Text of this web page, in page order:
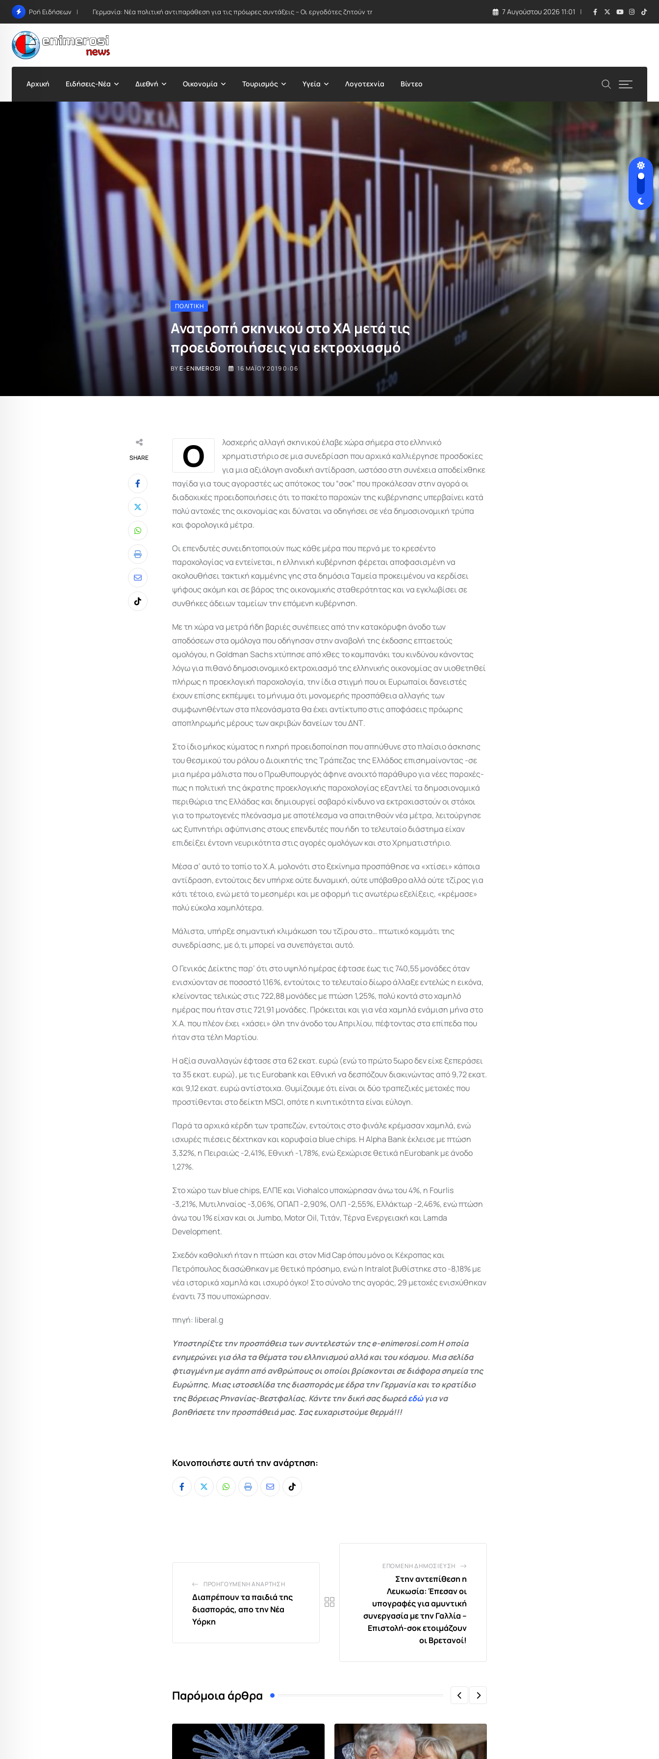
Skip
content
Ροή Ειδήσεων Γερμανία: Νέα πολιτική αντιπαράθεση για τις πρόωρες συντάξεις – Οι εργοδότες ζητούν την κατάργηση της «σύνταξης στα 63» 7 Αυγούστου 2026 11:01
Αρχική Ειδήσεις-Νέα Διεθνή Οικονομία Τουρισμός Υγεία Λογοτεχνία Βίντεο
ΠΟΛΙΤΙΚΉ
Ανατροπή σκηνικού στο ΧΑ μετά τις
προειδοποιήσεις για εκτροχιασμό
BYE-ENIMEROSI 16 ΜΑΪ́ΟΥ 2019 0:06
SHARE
Whatsapp
Print
Share
via
Email
Tiktok
Ο
λοσχερής αλλαγή σκηνικού έλαβε χώρα σήμερα στο ελληνικό
χρηματιστήριο σε μια συνεδρίαση που αρχικά καλλιέργησε προσδοκίες
για μια αξιόλογη ανοδική αντίδραση, ωστόσο στη συνέχεια αποδείχθηκε
παγίδα για τους αγοραστές ως απότοκος του “σοκ” που προκάλεσαν στην αγορά οι
διαδοχικές προειδοποιήσεις ότι το πακέτο παροχών της κυβέρνησης υπερβαίνει κατά
πολύ αντοχές της οικονομίας και δύναται να οδηγήσει σε νέα δημοσιονομική τρύπα
και φορολογικά μέτρα.
Οι επενδυτές συνειδητοποιούν πως κάθε μέρα που περνά με το κρεσέντο
παροχολογίας να εντείνεται, η ελληνική κυβέρνηση φέρεται αποφασισμένη να
ακολουθήσει τακτική καμμένης γης στα δημόσια Ταμεία προκειμένου να κερδίσει
ψήφους ακόμη και σε βάρος της οικονομικής σταθερότητας και να εγκλωβίσει σε
συνθήκες άδειων ταμείων την επόμενη κυβέρνηση.
Με τη χώρα να μετρά ήδη βαριές συνέπειες από την κατακόρυφη άνοδο των
αποδόσεων στα ομόλογα που οδήγησαν στην αναβολή της έκδοσης επταετούς
ομολόγου, η Goldman Sachs χτύπησε από χθες το καμπανάκι του κινδύνου κάνοντας
λόγω για πιθανό δημοσιονομικό εκτροχιασμό της ελληνικής οικονομίας αν υιοθετηθεί
πλήρως η προεκλογική παροχολογία, την ίδια στιγμή που οι Ευρωπαίοι δανειστές
έχουν επίσης εκπέμψει το μήνυμα ότι μονομερής προσπάθεια αλλαγής των
συμφωνηθέντων στα πλεονάσματα θα έχει αντίκτυπο στις αποφάσεις πρόωρης
αποπληρωμής μέρους των ακριβών δανείων του ΔΝΤ.
Στο ίδιο μήκος κύματος η ηχηρή προειδοποίηση που απηύθυνε στο πλαίσιο άσκησης
του θεσμικού του ρόλου ο Διοικητής της Τράπεζας της Ελλάδος επισημαίνοντας -σε
μια ημέρα μάλιστα που ο Πρωθυπουργός άφηνε ανοιχτό παράθυρο για νέες παροχές-
πως η πολιτική της άκρατης προεκλογικής παροχολογίας εξαντλεί τα δημοσιονομικά
περιθώρια της Ελλάδας και δημιουργεί σοβαρό κίνδυνο να εκτροχιαστούν οι στόχοι
για το πρωτογενές πλεόνασμα με αποτέλεσμα να απαιτηθούν νέα μέτρα, λειτούργησε
ως ξυπνητήρι αφύπνισης στους επενδυτές που ήδη το τελευταίο διάστημα είχαν
επιδείξει έντονη νευρικότητα στις αγορές ομολόγων και στο Χρηματιστήριο.
Μέσα σ’ αυτό το τοπίο το Χ.Α. μολονότι στο ξεκίνημα προσπάθησε να «χτίσει» κάποια
αντίδραση, εντούτοις δεν υπήρχε ούτε δυναμική, ούτε υπόβαθρο αλλά ούτε τζίρος για
κάτι τέτοιο, ενώ μετά το μεσημέρι και με αφορμή τις ανωτέρω εξελίξεις, «κρέμασε»
πολύ εύκολα χαμηλότερα.
Μάλιστα, υπήρξε σημαντική κλιμάκωση του τζίρου στο… πτωτικό κομμάτι της
συνεδρίασης, με ό,τι μπορεί να συνεπάγεται αυτό.
Ο Γενικός Δείκτης παρ’ ότι στο υψηλό ημέρας έφτασε έως τις 740,55 μονάδες όταν
ενισχύονταν σε ποσοστό 1,16%, εντούτοις το τελευταίο δίωρο άλλαξε εντελώς η εικόνα,
κλείνοντας τελικώς στις 722,88 μονάδες με πτώση 1,25%, πολύ κοντά στο χαμηλό
ημέρας που ήταν στις 721,91 μονάδες. Πρόκειται και για νέα χαμηλά ενάμιση μήνα στο
Χ.Α. που πλέον έχει «χάσει» όλη την άνοδο του Απριλίου, πέφτοντας στα επίπεδα που
ήταν στα τέλη Μαρτίου.
Η αξία συναλλαγών έφτασε στα 62 εκατ. ευρώ (ενώ το πρώτο 5ωρο δεν είχε ξεπεράσει
τα 35 εκατ. ευρώ), με τις Eurobank και Εθνική να δεσπόζουν διακινώντας από 9,72 εκατ.
και 9,12 εκατ. ευρώ αντίστοιχα. Θυμίζουμε ότι είναι οι δύο τραπεζικές μετοχές που
προστίθενται στο δείκτη MSCI, οπότε η κινητικότητα είναι εύλογη.
Παρά τα αρχικά κέρδη των τραπεζών, εντούτοις στο φινάλε κρέμασαν χαμηλά, ενώ
ισχυρές πιέσεις δέχτηκαν και κορυφαία blue chips. H Alpha Bank έκλεισε με πτώση
3,32%, η Πειραιώς -2,41%, Εθνική -1,78%, ενώ ξεχώρισε θετικά ηEurobank με άνοδο
1,27%.
Στο χώρο των blue chips, ΕΛΠΕ και Viohalco υποχώρησαν άνω του 4%, η Fourlis
-3,21%, Μυτιληναίος -3,06%, ΟΠΑΠ -2,90%, ΟΛΠ -2,55%, Ελλάκτωρ -2,46%, ενώ πτώση
άνω του 1% είχαν και οι Jumbo, Motor Oil, Τιτάν, Τέρνα Ενεργειακή και Lamda
Development.
Σχεδόν καθολική ήταν η πτώση και στον Mid Cap όπου μόνο οι Κέκροπας και
Πετρόπουλος διασώθηκαν με θετικό πρόσημο, ενώ η Intralot βυθίστηκε στο -8,18% με
νέα ιστορικά χαμηλά και ισχυρό όγκο! Στο σύνολο της αγοράς, 29 μετοχές ενισχύθηκαν
έναντι 73 που υποχώρησαν.
πηγή: liberal.g
Υποστηρίξτε την προσπάθεια των συντελεστών της e-enimerosi.com Η οποία
ενημερώνει για όλα τα θέματα του ελληνισμού αλλά και του κόσμου. Μια σελίδα
φτιαγμένη με αγάπη από ανθρώπους οι οποίοι βρίσκονται σε διάφορα σημεία της
Ευρώπης. Μιας ιστοσελίδα της διασποράς με έδρα την Γερμανία και το κρατίδιο
της Βόρειας Ρηνανίας-Βεστφαλίας. Κάντε την δική σας δωρεάεδώγια να
βοηθήσετε την προσπάθειά μας. Σας ευχαριστούμε θερμά!!!
Κοινοποιήστε αυτή την ανάρτηση:
Whatsapp
Print
ShareTiktok
ΠΡΟΗΓΟΎΜΕΝΗ ΑΝΆΡΤΗΣΗ
Διαπρέπουν τα παιδιά της
διασποράς, απο την Νέα
Υόρκη
ΕΠΌΜΕΝΗ ΔΗΜΟΣΊΕΥΣΗ
Στην αντεπίθεση η
Λευκωσία: Έπεσαν οι
υπογραφές για αμυντική
συνεργασία με την Γαλλία –
Επιστολή-σοκ ετοιμάζουν
οι Βρετανοί!
Παρόμοια άρθρα